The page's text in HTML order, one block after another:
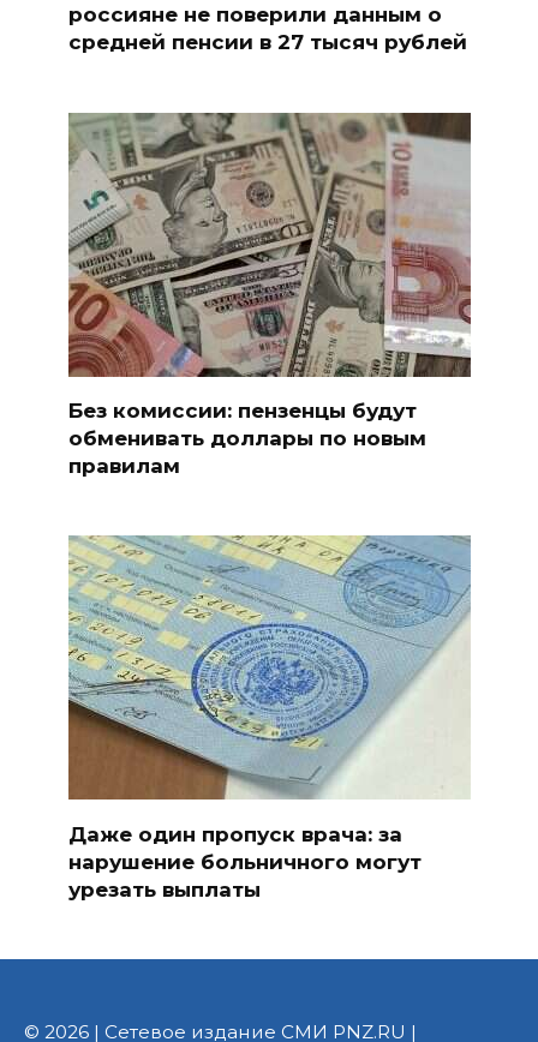
россияне не поверили данным о
средней пенсии в 27 тысяч рублей
Без комиссии: пензенцы будут
обменивать доллары по новым
правилам
Даже один пропуск врача: за
нарушение больничного могут
урезать выплаты
© 2026 | Сетевое издание СМИ PNZ.RU |